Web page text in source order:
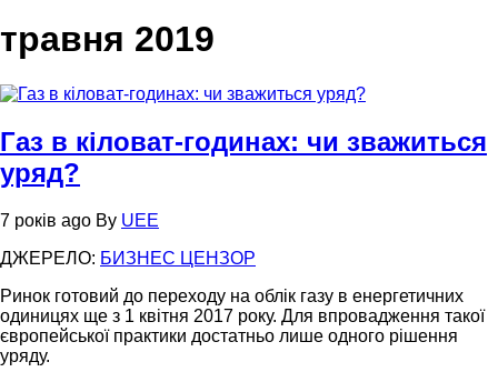
травня 2019
Газ в кіловат-годинах: чи зважиться
уряд?
7 років ago By UEE
ДЖЕРЕЛО: БИЗНЕС ЦЕНЗОР
Ринок готовий до переходу на облік газу в енергетичних
одиницях ще з 1 квітня 2017 року. Для впровадження такої
європейської практики достатньо лише одного рішення
уряду.